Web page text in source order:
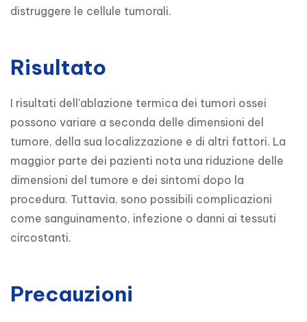
distruggere le cellule tumorali.
Risultato
I risultati dell'ablazione termica dei tumori ossei
possono variare a seconda delle dimensioni del
tumore, della sua localizzazione e di altri fattori. La
maggior parte dei pazienti nota una riduzione delle
dimensioni del tumore e dei sintomi dopo la
procedura. Tuttavia, sono possibili complicazioni
come sanguinamento, infezione o danni ai tessuti
circostanti.
Precauzioni